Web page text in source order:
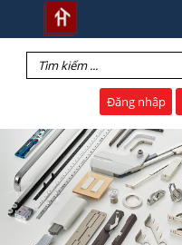
Đăng nhập